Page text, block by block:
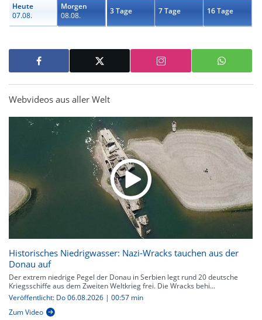
Heute
07.08.
Morgen
08.08.
3 Tage 7 Tage 16 Tage
Webvideos aus aller Welt
Historisches Niedrigwasser: Nazi-Wracks tauchen aus der
Donau auf
Der extrem niedrige Pegel der Donau in Serbien legt rund 20 deutsche
Kriegsschiffe aus dem Zweiten Weltkrieg frei. Die Wracks behi...
Veröffentlicht: Do 06.08.2026 | 00:57 min
Zum Video